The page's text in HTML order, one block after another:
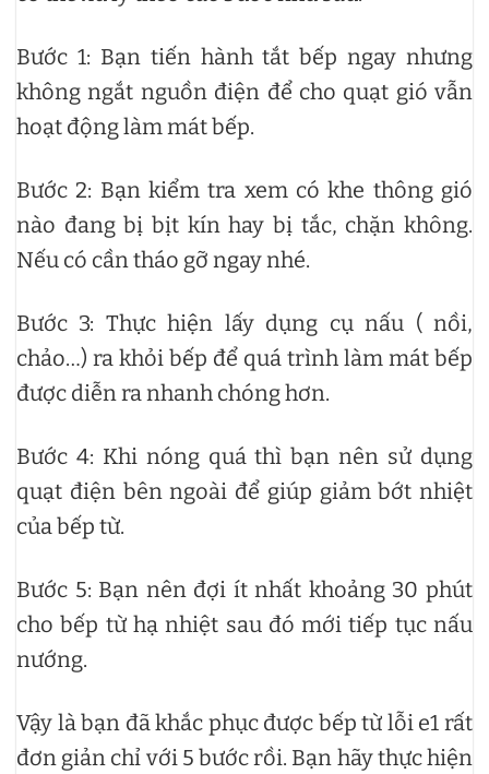
Bước 1: Bạn tiến hành tắt bếp ngay nhưng
không ngắt nguồn điện để cho quạt gió vẫn
hoạt động làm mát bếp.
Bước 2: Bạn kiểm tra xem có khe thông gió
nào đang bị bịt kín hay bị tắc, chặn không.
Nếu có cần tháo gỡ ngay nhé.
Bước 3: Thực hiện lấy dụng cụ nấu ( nồi,
chảo…) ra khỏi bếp để quá trình làm mát bếp
được diễn ra nhanh chóng hơn.
Bước 4: Khi nóng quá thì bạn nên sử dụng
quạt điện bên ngoài để giúp giảm bớt nhiệt
của bếp từ.
Bước 5: Bạn nên đợi ít nhất khoảng 30 phút
cho bếp từ hạ nhiệt sau đó mới tiếp tục nấu
nướng.
Vậy là bạn đã khắc phục được bếp từ lỗi e1 rất
đơn giản chỉ với 5 bước rồi. Bạn hãy thực hiện